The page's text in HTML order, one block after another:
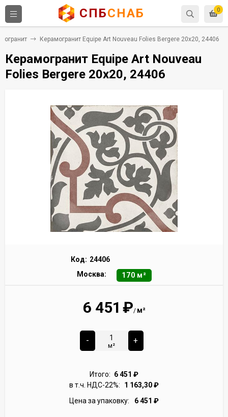
0
СПБСНАБ
Керамогранит Equipe Art Nouveau Folies Bergere 20x20, 24406
Керамогранит Equipe Art Nouveau
Folies Bergere 20x20, 24406
Код: 24406
Москва:
170 м²
6 451 ₽/ м²
-
м²
+
Итого: 6 451 ₽
в т.ч. НДС-22%:
1 163,30₽
Цена за упаковку:
6 451 ₽